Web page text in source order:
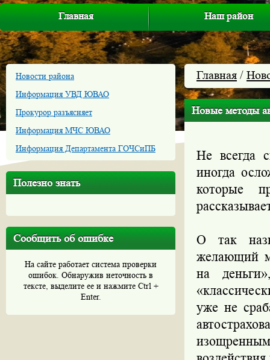
Главная Наш район
Новости района
Информация УВД ЮВАО
Прокурор разъясняет
Информация МЧС ЮВАО
Информация Департамента ГОЧСиПБ
Полезно знать
Сообщить об ошибке
На сайте работает система проверки
ошибок. Обнаружив неточность в
тексте, выделите ее и нажмите Ctrl +
Enter.
Главная /
Новые методы
Не всегда
иногда
которые
О так
желающий
на
уже не